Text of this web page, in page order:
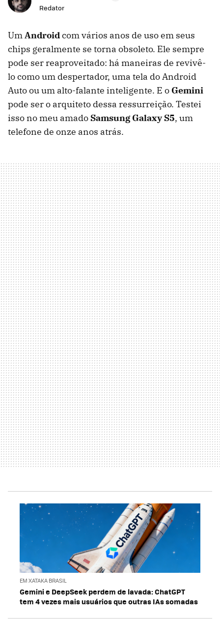
Redator
UmAndroidcom vários anos de uso em seus
chips geralmente se torna obsoleto. Ele sempre
pode ser reaproveitado: há maneiras de revivê-
lo como um despertador, uma tela do Android
Auto ou um alto-falante inteligente. E o Gemini
pode ser o arquiteto dessa ressurreição. Testei
isso no meu amado Samsung Galaxy S5, um
telefone de onze anos atrás.
EM XATAKA BRASIL
Gemini e DeepSeek perdem de lavada: ChatGPT
tem 4 vezes mais usuários que outras IAs somadas